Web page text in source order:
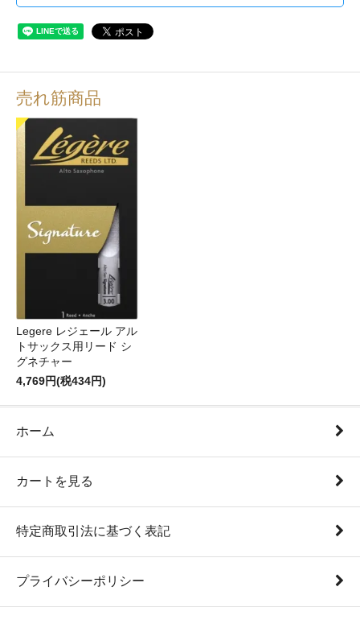
売れ筋商品
Legere レジェール アル
トサックス用リード シ
グネチャー
4,769円(税434円)
ホーム
カートを見る
特定商取引法に基づく表記
プライバシーポリシー